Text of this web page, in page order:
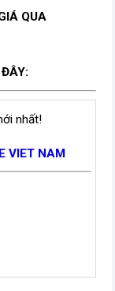
QUA
nhất!
VIET NAM